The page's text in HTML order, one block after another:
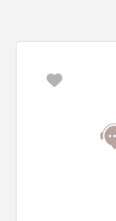
Favorito